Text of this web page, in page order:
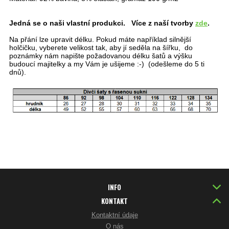
Jedná se o naši vlastní produkci. Více z naší tvorby zde.
Na přání lze upravit délku. Pokud máte například silnější
holčičku, vyberete velikost tak, aby jí seděla na šířku, do
poznámky nám napište požadovanou délku šatů a výšku
budoucí majitelky a my Vám je ušijeme :-) (odešleme do 5 ti
dnů).
INFO
KONTAKT
Kontaktní údaje
O nás